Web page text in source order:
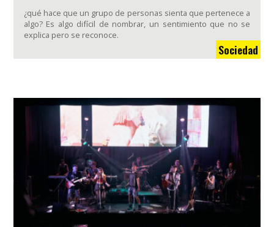
¿qué hace que un grupo de personas sienta que pertenece a
algo? Es algo difícil de nombrar, un sentimiento que no se
explica pero se reconoce.
Sociedad